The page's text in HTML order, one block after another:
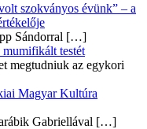
szokványos évünk” – a
Sándorral […]
testét
megtudniuk az egykori
Magyar Kultúra
Gabriellával […]